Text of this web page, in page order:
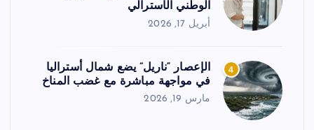
الوطني الأسترالي
أبريل 17, 2026
4
الإعصار “ناريل” يضع شمال أستراليا
في مواجهة مباشرة مع غضب المناخ
مارس 19, 2026